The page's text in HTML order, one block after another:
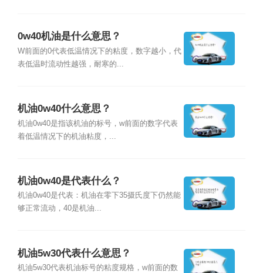
0w40机油是什么意思？
W前面的0代表低温情况下的粘度，数字越小，代
表低温时流动性越强，耐寒的...
机油0w40什么意思？
机油0w40是指该机油的标号，w前面的数字代表
着低温情况下的机油粘度，...
机油0w40是代表什么？
机油0w40是代表：机油在零下35摄氏度下仍然能
够正常流动，40是机油...
机油5w30代表什么意思？
机油5w30代表机油标号的粘度规格，w前面的数